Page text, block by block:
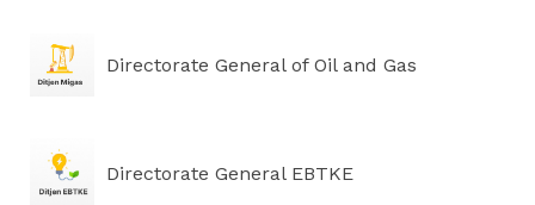
Directorate General of Oil and Gas
Directorate General EBTKE